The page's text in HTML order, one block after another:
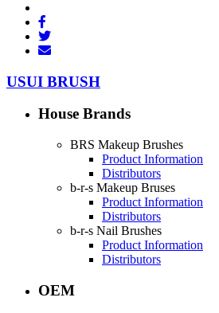
USUI BRUSH
House Brands
BRS Makeup Brushes
Product Information
Distributors
b-r-s Makeup Bruses
Product Information
Distributors
b-r-s Nail Brushes
Product Information
Distributors
OEM